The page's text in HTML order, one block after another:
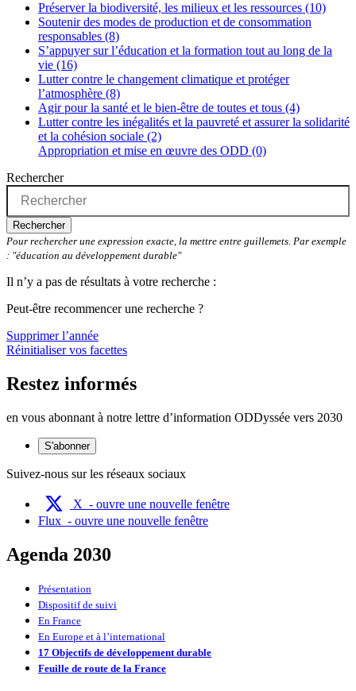
Préserver la biodiversité, les milieux et les ressources (10)
Soutenir des modes de production et de consommation
responsables (8)
S’appuyer sur l’éducation et la formation tout au long de la
vie (16)
Lutter contre le changement climatique et protéger
l’atmosphère (8)
Agir pour la santé et le bien-être de toutes et tous (4)
Lutter contre les inégalités et la pauvreté et assurer la solidarité
et la cohésion sociale (2)
Appropriation et mise en œuvre des ODD (0)
Rechercher
Rechercher
Pour rechercher une expression exacte, la mettre entre guillemets. Par exemple
: "éducation au développement durable"
Il n’y a pas de résultats à votre recherche :
Peut-être recommencer une recherche ?
Supprimer l’année
Réinitialiser vos facettes
Restez informés
en vous abonnant à notre lettre d’information ODDyssée vers 2030
S'abonner
Suivez-nous sur les réseaux sociaux
X - ouvre une nouvelle fenêtre
Flux - ouvre une nouvelle fenêtre
Agenda 2030
Présentation
Dispositif de suivi
En France
En Europe et à l’international
17 Objectifs de développement durable
Feuille de route de la France